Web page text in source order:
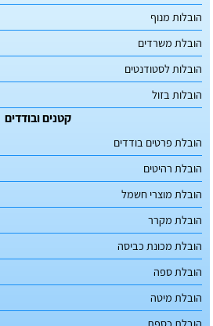
הובלות מנוף
הובלת משרדים
הובלות לסטודנטים
הובלות בזול
קטנים ובודדים
הובלת פרטים בודדים
הובלת רהיטים
הובלת מוצרי חשמל
הובלת מקרר
הובלת מכונת כביסה
הובלת ספה
הובלת מיטה